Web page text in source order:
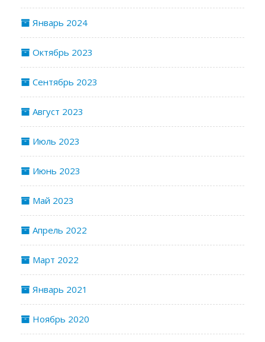
Январь 2024
Октябрь 2023
Сентябрь 2023
Август 2023
Июль 2023
Июнь 2023
Май 2023
Апрель 2022
Март 2022
Январь 2021
Ноябрь 2020